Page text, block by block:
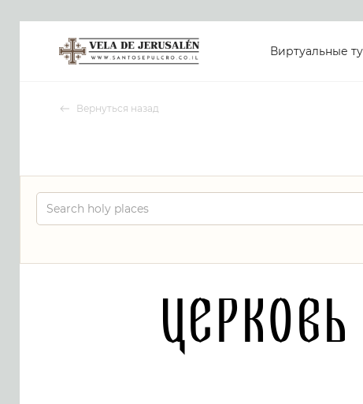
Виртуальные
Вернуться назад